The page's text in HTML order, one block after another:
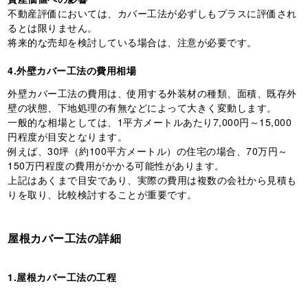
不動産評価においては、カバー工法が必ずしもプラスに評価され
るとは限りません。
将来的な売却を検討している場合は、注意が必要です。
4.外壁カバー工法の費用相場
外壁カバー工法の費用は、使用する外装材の種類、面積、既存外
壁の状態、下地処理の有無などによって大きく変動します。
一般的な相場としては、1平方メートルあたり7,000円～15,000
円程度が目安となります。
例えば、30坪（約100平方メートル）の住宅の場合、70万円～
150万円程度の費用がかかる可能性があります。
上記はあくまで目安であり、実際の費用は複数の会社から見積も
りを取り、比較検討することが重要です。
屋根カバー工法の詳細
1.屋根カバー工法の工程